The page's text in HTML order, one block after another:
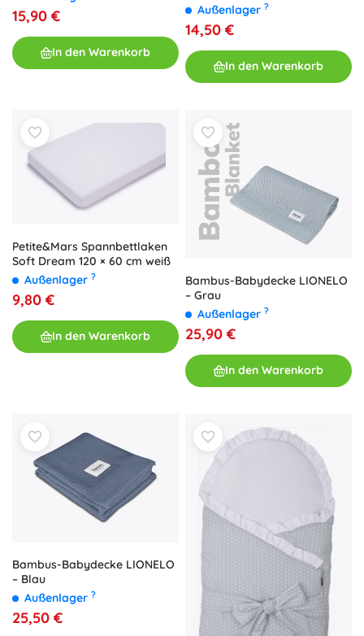
120 × 60 cm
15,90 €
In den Warenkorb
White 80 × 110 cm
Außenlager ?
14,50 €
In den Warenkorb
Petite&Mars Spannbettlaken
Soft Dream 120 × 60 cm weiß
Außenlager ?
9,80 €
In den Warenkorb
Bambus-Babydecke LIONELO
– Grau
Außenlager ?
25,90 €
In den Warenkorb
Bambus-Babydecke LIONELO
– Blau
Außenlager ?
25,50 €